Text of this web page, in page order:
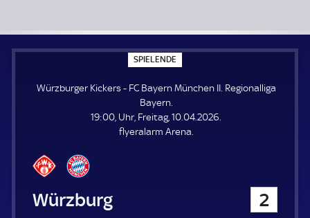
SPIELENDE
P
E
N
E
Würzburger Kickers - FC Bayern München II. Regionalliga
Bayern.
19:00, Uhr, Freitag, 10.04.2026.
flyeralarm Arena.
Würzburger Kickers
2